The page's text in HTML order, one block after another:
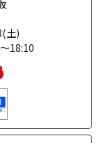
土)
18:10